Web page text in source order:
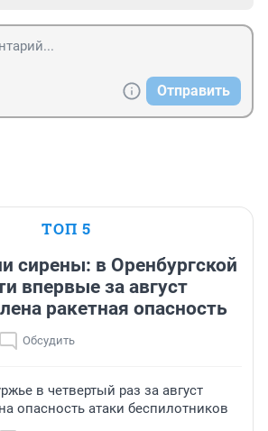
Отправить
ТОП 5
сирены: в Оренбургской
впервые за август
ракетная опасность
Обсудить
в четвертый раз за август
опасность атаки беспилотников